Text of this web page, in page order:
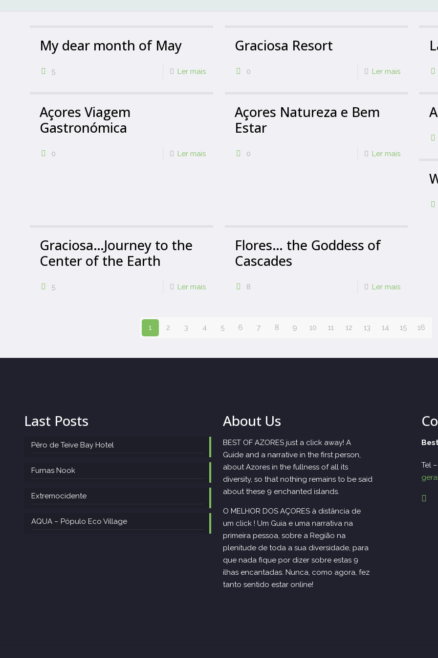
My dear month of May
5 Ler mais
Graciosa Resort
0 Ler mais
Açores Viagem
Gastronómica
0 Ler mais
Açores Natureza e Bem
Estar
0 Ler mais
Graciosa…Journey to the
Center of the Earth
5 Ler mais
Flores… the Goddess of
Cascades
8 Ler mais
1 2 3 4 5 6 7 8 9 10 11 12 13 14 15 16
Last Posts
Pêro de Teive Bay Hotel
Furnas Nook
Extremocidente
AQUA – Pópulo Eco Village
About Us
BEST OF AZORES just a click away! A
Guide and a narrative in the first person,
about Azores in the fullness of all its
diversity, so that nothing remains to be said
about these 9 enchanted islands.
O MELHOR DOS AÇORES à distância de
um click ! Um Guia e uma narrativa na
primeira pessoa, sobre a Região na
plenitude de toda a sua diversidade, para
que nada fique por dizer sobre estas 9
ilhas encantadas. Nunca, como agora, fez
tanto sentido estar online!
Tel